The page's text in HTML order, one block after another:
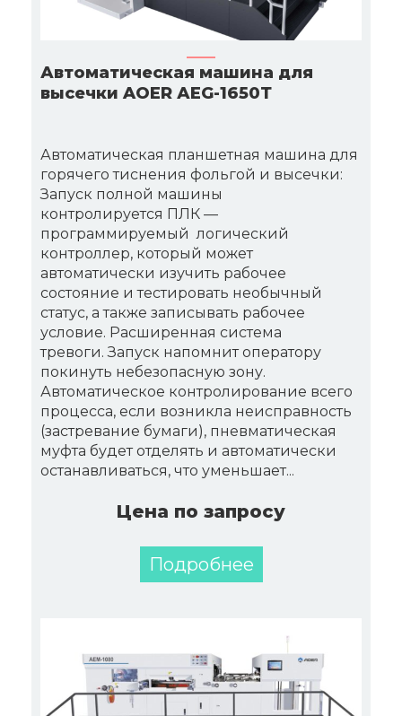
Автоматическая машина для
высечки AOER АЕG-1650Т
Автоматическая планшетная машина для
горячего тиснения фольгой и высечки:
Запуск полной машины
контролируется ПЛК —
программируемый логический
контроллер, который может
автоматически изучить рабочее
состояние и тестировать необычный
статус, а также записывать рабочее
условие. Расширенная система
тревоги. Запуск напомнит оператору
покинуть небезопасную зону.
Автоматическое контролирование всего
процесса, если возникла неисправность
(застревание бумаги), пневматическая
муфта будет отделять и автоматически
останавливаться, что уменьшает...
Цена по запросу
Подробнее